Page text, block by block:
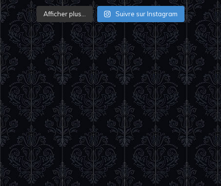
Afficher plus... Suivre sur Instagram